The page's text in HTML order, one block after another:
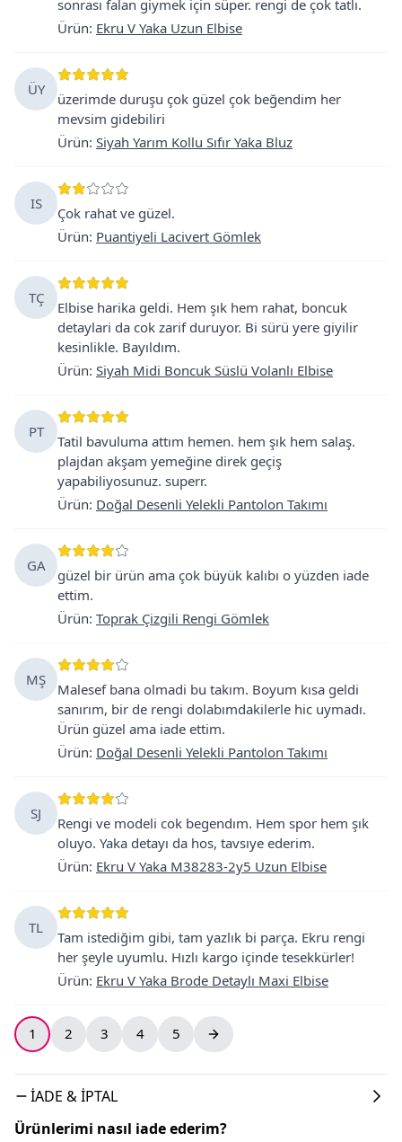
sonrası falan giymek için süper. rengi de çok tatlı.
Ürün: Ekru V Yaka Uzun Elbise
ÜY
üzerimde duruşu çok güzel çok beğendim her
mevsim gidebiliri
Ürün: Siyah Yarım Kollu Sıfır Yaka Bluz
IS
Çok rahat ve güzel.
Ürün: Puantiyeli Lacivert Gömlek
TÇ
Elbise harika geldi. Hem şık hem rahat, boncuk
detaylari da cok zarif duruyor. Bi sürü yere giyilir
kesinlikle. Bayıldım.
Ürün: Siyah Midi Boncuk Süslü Volanlı Elbise
PT
Tatil bavuluma attım hemen. hem şık hem salaş.
plajdan akşam yemeğine direk geçiş
yapabiliyosunuz. superr.
Ürün: Doğal Desenli Yelekli Pantolon Takımı
GA
güzel bir ürün ama çok büyük kalıbı o yüzden iade
ettim.
Ürün: Toprak Çizgili Rengi Gömlek
MŞ
Malesef bana olmadi bu takım. Boyum kısa geldi
sanırım, bir de rengi dolabımdakilerle hic uymadı.
Ürün güzel ama iade ettim.
Ürün: Doğal Desenli Yelekli Pantolon Takımı
SJ
Rengi ve modeli cok begendım. Hem spor hem şık
oluyo. Yaka detayı da hos, tavsıye ederim.
Ürün: Ekru V Yaka M38283-2y5 Uzun Elbise
TL
Tam istediğim gibi, tam yazlık bi parça. Ekru rengi
her şeyle uyumlu. Hızlı kargo içinde tesekkürler!
Ürün: Ekru V Yaka Brode Detaylı Maxi Elbise
1 2 3 4 5
İADE & İPTAL
Ürünlerimi nasıl iade ederim?